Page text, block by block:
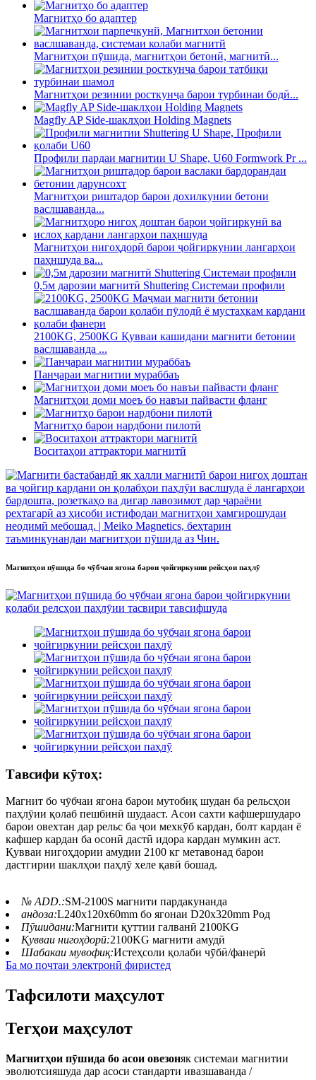
Магнитҳо бо адаптер
Магнитҳои пӯшида, магнитҳои бетонӣ, магнитӣ...
Магнитҳои резинии росткунҷа барои турбинаи бодӣ...
Magfly AP Side-шаклҳои Holding Magnets
Профили пардаи магнитии U Shape, U60 Formwork Pr ...
Магнитҳои риштадор барои дохилкунии бетони
васлшаванда...
Магнитҳои нигоҳдорӣ барои ҷойгиркунии лангарҳои
паҳншуда ва...
0,5м дарозии магнитӣ Shuttering Системаи профили
2100KG, 2500KG Қувваи кашидани магнити бетонии
васлшаванда ...
Панҷараи магнитии мураббаъ
Магнитҳои доми моеъ бо навъи пайвасти фланг
Магнитҳо барои нардбони пилотӣ
Воситаҳои аттрактори магнитӣ
Магнитҳои пӯшида бо чӯбчаи ягона барои ҷойгиркунии рейсҳои паҳлӯ
Тавсифи кӯтоҳ:
Магнит бо чӯбчаи ягона барои мутобиқ шудан ба рельсҳои
паҳлӯии қолаб пешбинӣ шудааст. Асои сахти кафшершударо
барои овехтан дар рельс ба ҷои мехкӯб кардан, болт кардан ё
кафшер кардан ба осонӣ дастӣ идора кардан мумкин аст.
Қувваи нигоҳдории амудии 2100 кг метавонад барои
дастгирии шаклҳои паҳлӯ хеле қавӣ бошад.
№ ADD.:SM-2100S магнити пардакунанда
андоза:L240x120x60mm бо ягонаи D20x320mm Род
Пӯшидани:Магнити қуттии галванӣ 2100KG
Қувваи нигоҳдорӣ:2100KG магнити амудӣ
Шабакаи мувофиқ:Истеҳсоли қолаби чӯбӣ/фанерӣ
Ба мо почтаи электронӣ фиристед
Тафсилоти маҳсулот
Тегҳои маҳсулот
Магнитҳои пӯшида бо асои овезоняк системаи магнитии
эволютсияшуда дар асоси стандарти ивазшаванда /